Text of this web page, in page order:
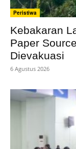
Peristiwa
Kebakaran
Paper
Dievakuasi
6 Agustus 2026